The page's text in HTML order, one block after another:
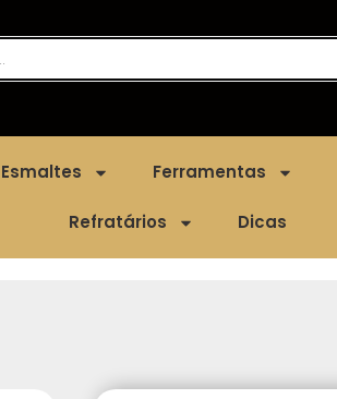
Esmaltes Ferramentas
Refratários Dicas